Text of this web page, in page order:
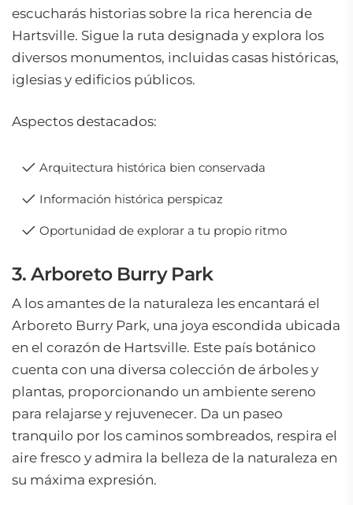
escucharás historias sobre la rica herencia de
Hartsville. Sigue la ruta designada y explora los
diversos monumentos, incluidas casas históricas,
iglesias y edificios públicos.
Aspectos destacados:
Arquitectura histórica bien conservada
Información histórica perspicaz
Oportunidad de explorar a tu propio ritmo
3. Arboreto Burry Park
A los amantes de la naturaleza les encantará el
Arboreto Burry Park, una joya escondida ubicada
en el corazón de Hartsville. Este país botánico
cuenta con una diversa colección de árboles y
plantas, proporcionando un ambiente sereno
para relajarse y rejuvenecer. Da un paseo
tranquilo por los caminos sombreados, respira el
aire fresco y admira la belleza de la naturaleza en
su máxima expresión.